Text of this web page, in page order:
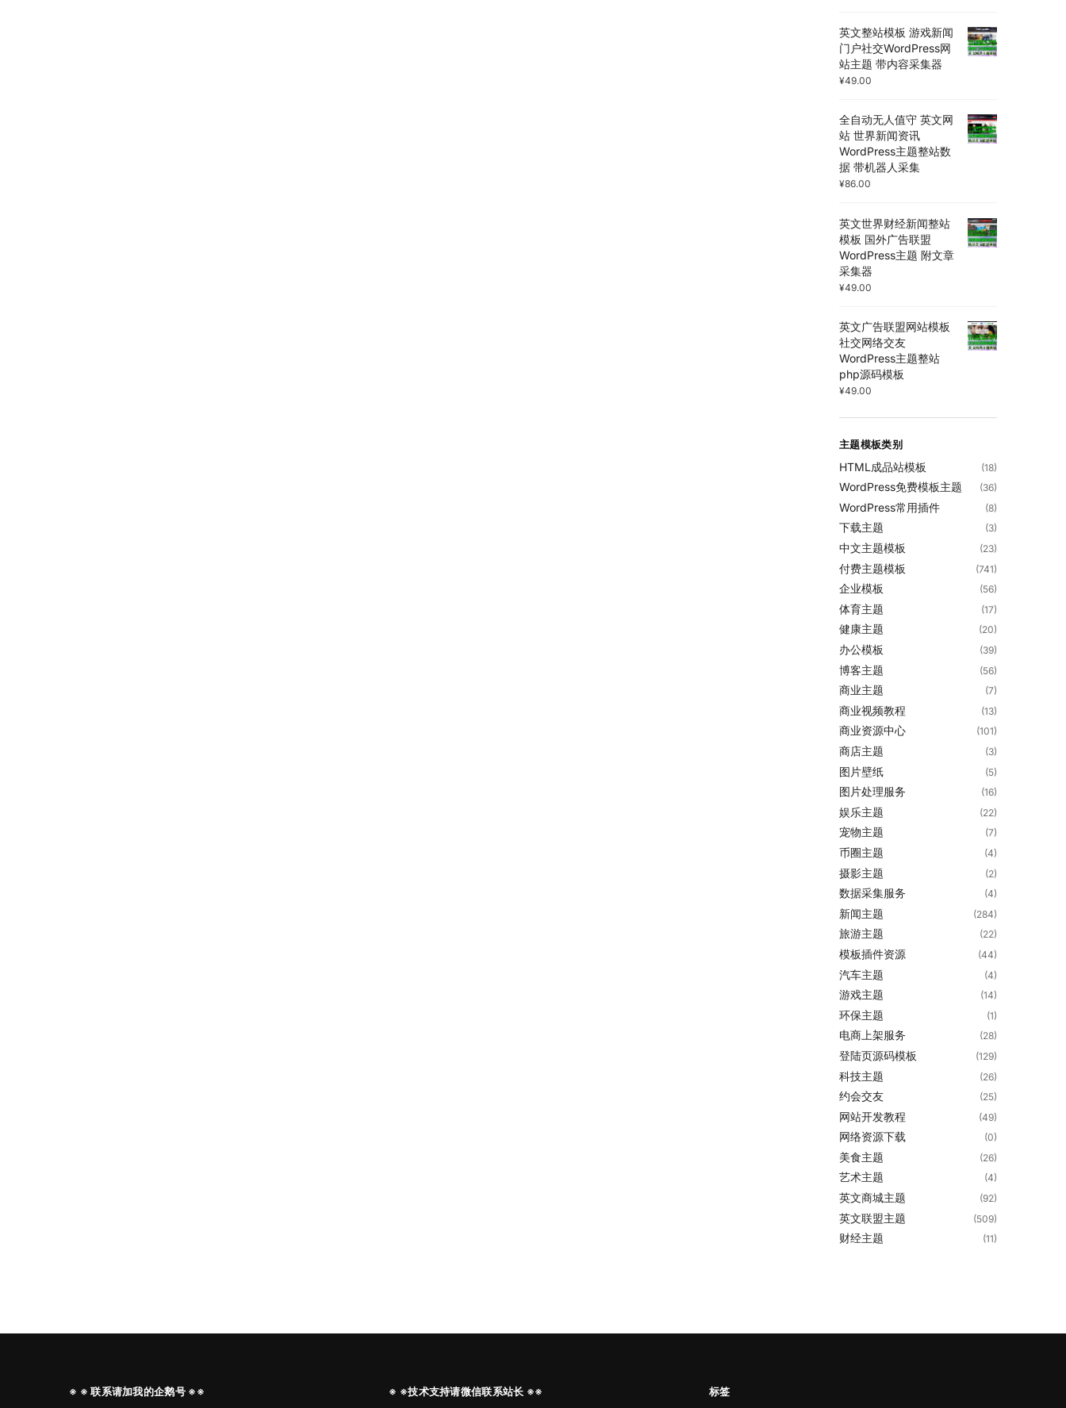
英文整站模板 游戏新闻
门户社交WordPress网
站主题 带内容采集器
¥49.00
全自动无人值守 英文网
站 世界新闻资讯
WordPress主题整站数
据 带机器人采集
¥86.00
英文世界财经新闻整站
模板 国外广告联盟
WordPress主题 附文章
采集器
¥49.00
英文广告联盟网站模板
社交网络交友
WordPress主题整站
php源码模板
¥49.00
主题模板类别
HTML成品站模板 (18)
WordPress免费模板主题 (36)
WordPress常用插件 (8)
下载主题 (3)
中文主题模板 (23)
付费主题模板 (741)
企业模板 (56)
体育主题 (17)
健康主题 (20)
办公模板 (39)
博客主题 (56)
商业主题 (7)
商业视频教程 (13)
商业资源中心 (101)
商店主题 (3)
图片壁纸 (5)
图片处理服务 (16)
娱乐主题 (22)
宠物主题 (7)
币圈主题 (4)
摄影主题 (2)
数据采集服务 (4)
新闻主题 (284)
旅游主题 (22)
模板插件资源 (44)
汽车主题 (4)
游戏主题 (14)
环保主题 (1)
电商上架服务 (28)
登陆页源码模板 (129)
科技主题 (26)
约会交友 (25)
网站开发教程 (49)
网络资源下载 (0)
美食主题 (26)
艺术主题 (4)
英文商城主题 (92)
英文联盟主题 (509)
财经主题 (11)
※ ※ 联系请加我的企鹅号 ※※ ※ ※技术支持请微信联系站长 ※※ 标签